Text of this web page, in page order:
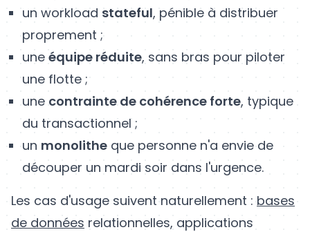
un workload stateful, pénible à distribuer
proprement ;
une équipe réduite, sans bras pour piloter
une flotte ;
une contrainte de cohérence forte, typique
du transactionnel ;
un monolithe que personne n'a envie de
découper un mardi soir dans l'urgence.
Les cas d'usage suivent naturellement : bases
de données relationnelles, applications